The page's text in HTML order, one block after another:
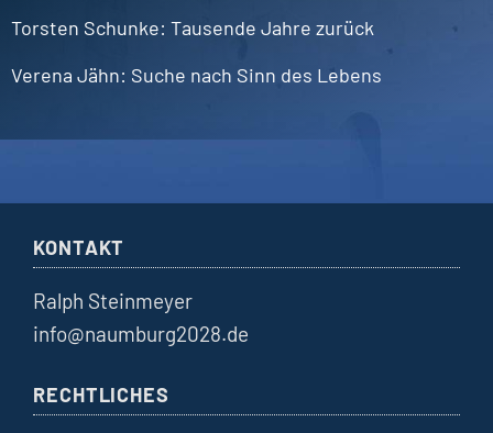
Torsten Schunke Tausende Jahre zurück
Verena Jähn Suche nach Sinn des Lebens
KONTAKT
Ralph Steinmeyer
info@naumburg2028.de
RECHTLICHES